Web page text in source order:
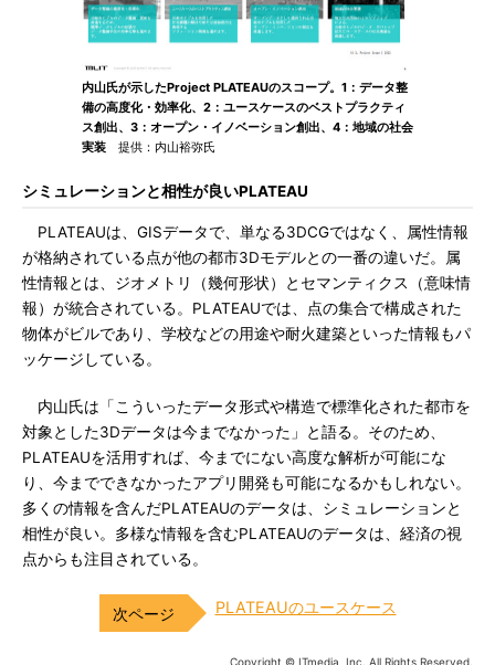
内山氏が示したProject PLATEAUのスコープ。1：データ整
備の高度化・効率化、2：ユースケースのベストプラクティ
ス創出、3：オープン・イノベーション創出、4：地域の社会
実装 提供：内山裕弥氏
シミュレーションと相性が良いPLATEAU
PLATEAUは、GISデータで、単なる3DCGではなく、属性情報
が格納されている点が他の都市3Dモデルとの一番の違いだ。属
性情報とは、ジオメトリ（幾何形状）とセマンティクス（意味情
報）が統合されている。PLATEAUでは、点の集合で構成された
物体がビルであり、学校などの用途や耐火建築といった情報もパ
ッケージしている。
内山氏は「こういったデータ形式や構造で標準化された都市を
対象とした3Dデータは今までなかった」と語る。そのため、
PLATEAUを活用すれば、今までにない高度な解析が可能にな
り、今までできなかったアプリ開発も可能になるかもしれない。
多くの情報を含んだPLATEAUのデータは、シミュレーションと
相性が良い。多様な情報を含むPLATEAUのデータは、経済の視
点からも注目されている。
PLATEAUのユースケース
Copyright © ITmedia, Inc. All Rights Reserved.